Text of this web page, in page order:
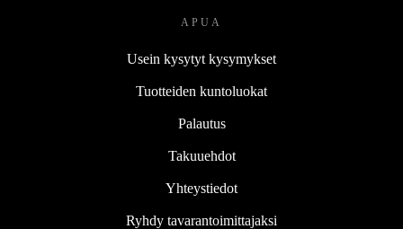
APUA
Usein kysytyt kysymykset
Tuotteiden kuntoluokat
Palautus
Takuuehdot
Yhteystiedot
Ryhdy tavarantoimittajaksi